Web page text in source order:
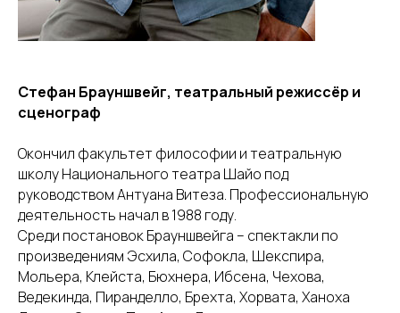
Стефан Брауншвейг, театральный режиссёр и
сценограф
Окончил факультет философии и театральную
школу Национального театра Шайо под
руководством Антуана Витеза. Профессиональную
деятельность начал в 1988 году.
Среди постановок Брауншвейга – спектакли по
произведениям Эсхила, Софокла, Шекспира,
Мольера, Клейста, Бюхнера, Ибсена, Чехова,
Ведекинда, Пиранделло, Брехта, Хорвата, Ханоха